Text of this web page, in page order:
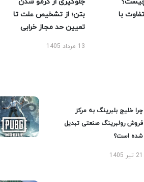
تفاوت با
بتن؛ از تشخیص علت تا
تعیین حد مجاز خرابی
13 مرداد 1405
چرا خلیج بلبرینگ به مرکز
فروش رولبرینگ صنعتی تبدیل
شده است؟
21 تیر 1405